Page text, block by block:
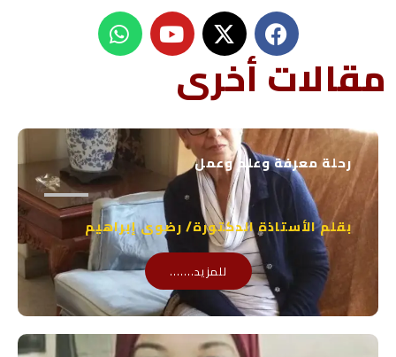
u
t
b
e
W
h
a
t
a
p
p
مقالات أخرى
رحلة معرفة وعلم وعمل
بقلم الأستاذة الدكتورة/ رضوى إبراهيم
للمزيد.......